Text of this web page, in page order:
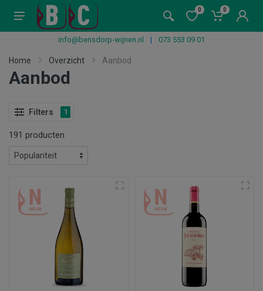
0 0
info@bensdorp-wijnen.nl | 073 553 09 01
Home Overzicht Aanbod
Aanbod
Filters 1
191 producten